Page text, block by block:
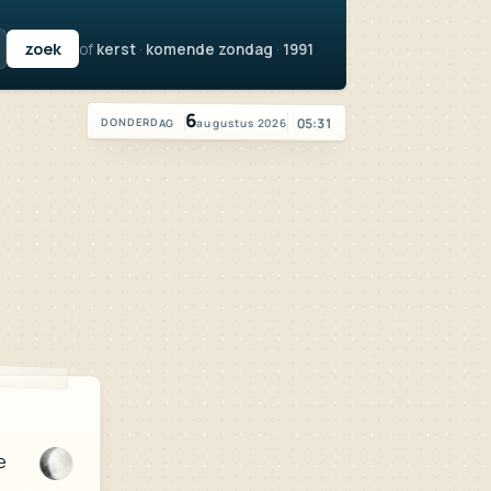
Vandaag is het donderdag 6 augustus 2026
DONDERDAG 6augustus 2026 05:31
of kerst · komende zondag · 1991